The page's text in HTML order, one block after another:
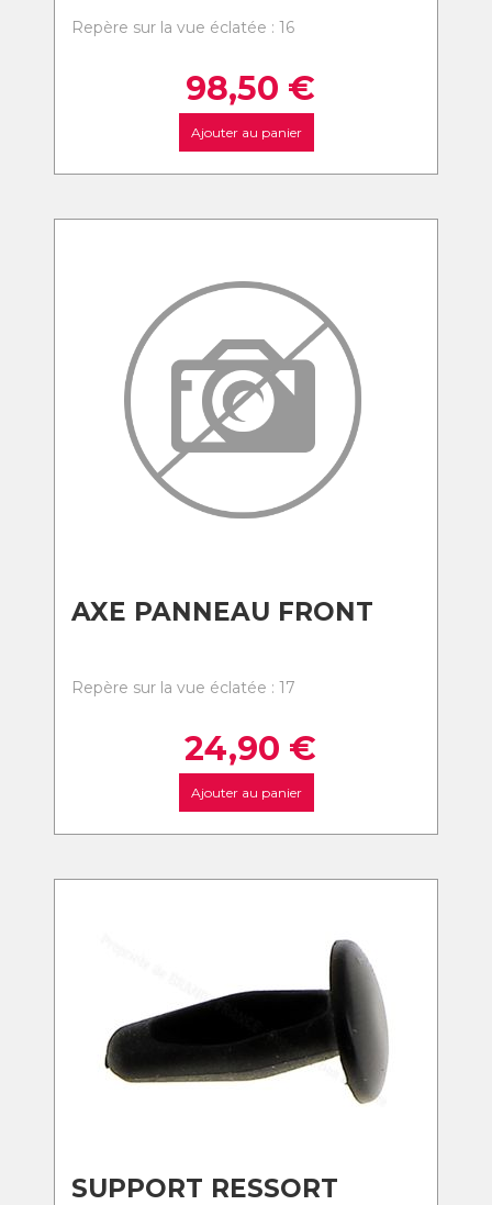
Repère sur la vue éclatée : 16
98,50 €
Ajouter au panier
AXE PANNEAU FRONT
Repère sur la vue éclatée : 17
24,90 €
Ajouter au panier
SUPPORT RESSORT